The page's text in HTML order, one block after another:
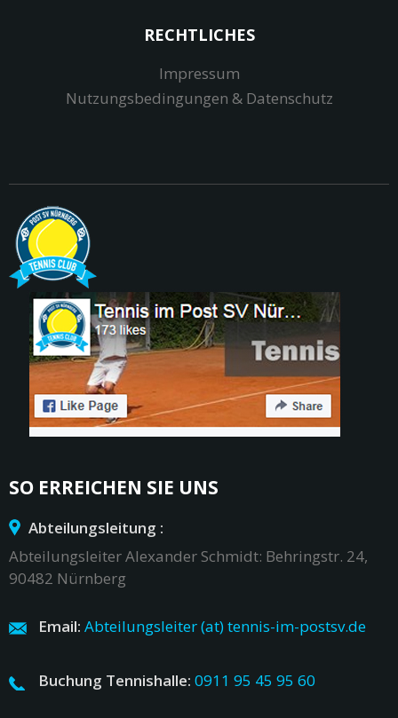
RECHTLICHES
Impressum
Nutzungsbedingungen & Datenschutz
SO ERREICHEN SIE UNS
Abteilungsleitung :
Abteilungsleiter Alexander Schmidt: Behringstr. 24,
90482 Nürnberg
Email: Abteilungsleiter (at) tennis-im-postsv.de
Buchung Tennishalle: 0911 95 45 95 60